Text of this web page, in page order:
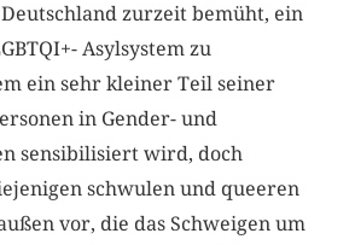
zurzeit bemüht, ein
Asylsystem zu
ein sehr kleiner Teil seiner
in Gender- und
sensibilisiert wird, doch
schwulen und queeren
vor, die das Schweigen um